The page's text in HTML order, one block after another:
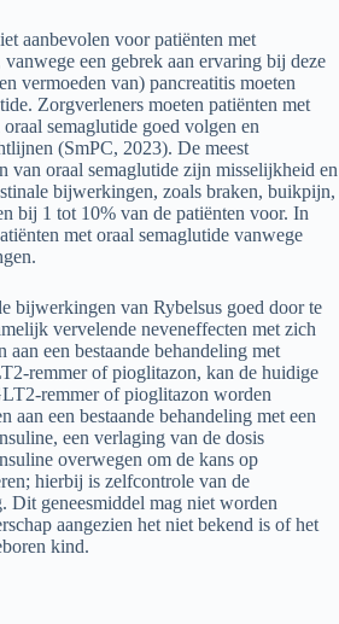
aanbevolen voor patiënten met
een gebrek aan ervaring bij deze
vermoeden van) pancreatitis moeten
Zorgverleners moeten patiënten met
semaglutide goed volgen en
(SmPC, 2023). De meest
van oraal semaglutide zijn misselijkheid en
bijwerkingen, zoals braken, buikpijn,
bij 1 tot 10% van de patiënten voor. In
met oraal semaglutide vanwege
bijwerkingen van Rybelsus goed door te
vervelende neveneffecten met zich
een bestaande behandeling met
remmer of pioglitazon, kan de huidige
remmer of pioglitazon worden
aan een bestaande behandeling met een
een verlaging van de dosis
overwegen om de kans op
hierbij is zelfcontrole van de
Dit geneesmiddel mag niet worden
aangezien het niet bekend is of het
kind.